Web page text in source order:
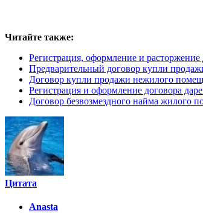
Читайте также:
Регистрация, оформление и
Предварительный договор купли
Договор купли продажи нежилого
Регистрация и оформление договора
Договор безвозмездного найма жилого
Цитата
Anasta